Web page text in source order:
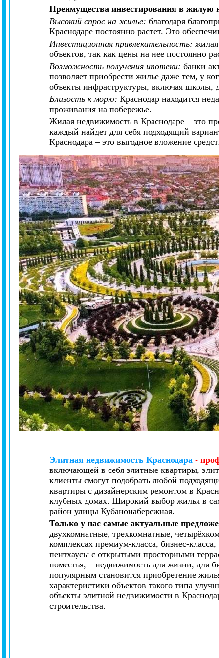
Преимущества инвестирования в жилую
Высокий спрос на жилье: благодаря
Краснодаре постоянно растет. Это
Инвестиционная привлекательность:
объектов, так как цены на нее постоянно
Возможность получения ипотеки: банки
позволяет приобрести жилье даже тем, у
объекты инфраструктуры, включая школы,
Близость к морю: Краснодар находится
проживания на побережье.
Жилая недвижимость в Краснодаре – это
каждый найдет для себя подходящий
Краснодара – это выгодное вложение
Элитная недвижимость Краснодара -
включающей в себя элитные квартиры,
клиенты смогут подобрать любой
квартиры с дизайнерским ремонтом в
клубных домах. Широкий выбор жилья в
район улицы Кубанонабережная.
Только у нас самые актуальные
двухкомнатные, трехкомнатные,
комплексах премиум-класса, бизнес-
пентхаусы с открытыми просторными
поместья, – недвижимость для жизни, для
популярным становится приобретение
характеристики объектов такого типа
объекты элитной недвижимости в
строительства.